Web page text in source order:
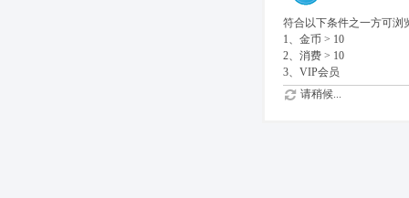
符合以下条件之一方可浏
1、金币 > 10
2、消费 > 10
3、VIP会员
请稍候...